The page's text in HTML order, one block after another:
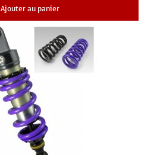
Ajouter au panier